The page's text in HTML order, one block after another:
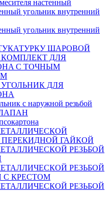
настенный
угольник внутренний
угольник внутренний
ШАРОВОЙ
ДЛЯ
С ТОЧНЫМ
ДЛЯ
с наружной резьбой
ГАЙКОЙ
РЕЗЬБОЙ
РЕЗЬБОЙ
С КРЕСТОМ
РЕЗЬБОЙ